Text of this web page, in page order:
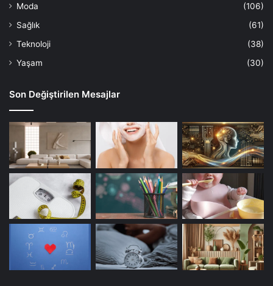
Moda
(106)
Sağlık
(61)
Teknoloji
(38)
Yaşam
(30)
Son Değiştirilen Mesajlar